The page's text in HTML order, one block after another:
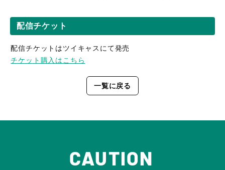
配信チケット
配信チケットはツイキャスにて発売
チケット購入はこちら
一覧に戻る
CAUTION